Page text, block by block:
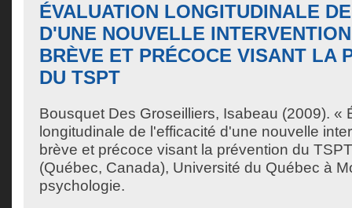
ÉVALUATION LONGITUDINALE
D'UNE NOUVELLE
BRÈVE ET PRÉCOCE VISANT LA
DU TSPT
Bousquet Des Groseilliers, Isabeau (2009). «
longitudinale de l'efficacité d'une nouvelle
brève et précoce visant la prévention du
(Québec, Canada), Université du Québec à
psychologie.